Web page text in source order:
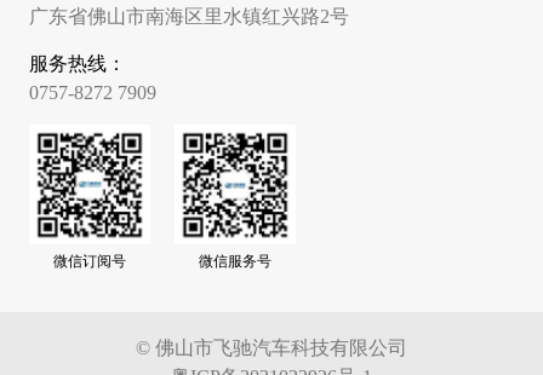
广东省佛山市南海区里水镇红兴路2号
服务热线：
0757-8272 7909
微信订阅号 微信服务号
© 佛山市飞驰汽车科技有限公司